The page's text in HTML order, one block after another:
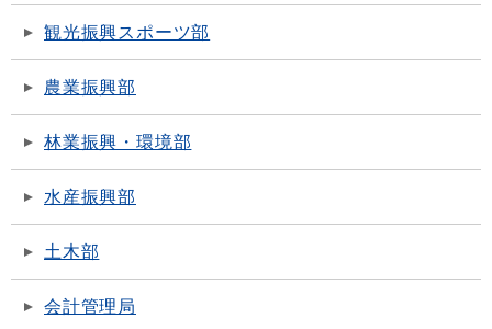
観光振興スポーツ部
農業振興部
林業振興・環境部
水産振興部
土木部
会計管理局